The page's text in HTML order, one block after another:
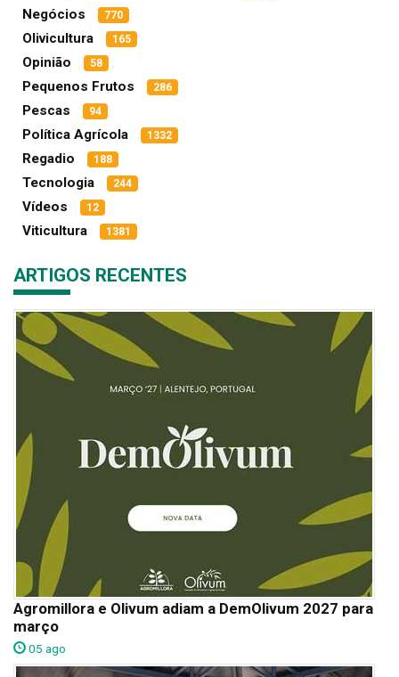
Negócios 770
Olivicultura 165
Opinião 58
Pequenos Frutos 286
Pescas 94
Política Agrícola 1332
Regadio 188
Tecnologia 244
Vídeos 12
Viticultura 1381
ARTIGOS RECENTES
Agromillora e Olivum adiam a DemOlivum 2027 para
março
05 ago